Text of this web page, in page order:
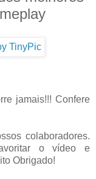
jamais!!! Confere
colaboradores.
o vídeo e
Obrigado!